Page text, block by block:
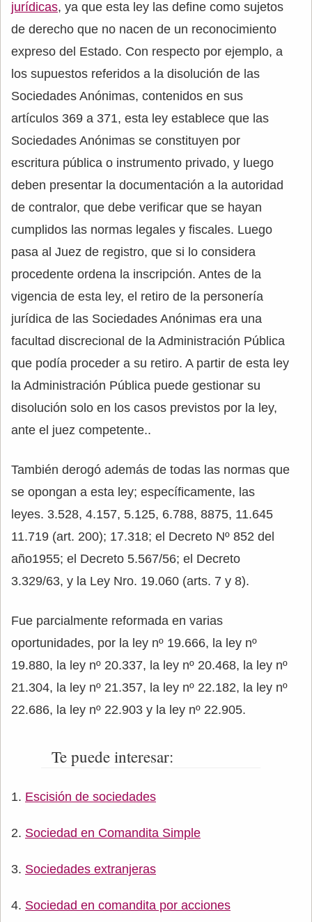
jurídicas, ya que esta ley las define como sujetos
de derecho que no nacen de un reconocimiento
expreso del Estado. Con respecto por ejemplo, a
los supuestos referidos a la disolución de las
Sociedades Anónimas, contenidos en sus
artículos 369 a 371, esta ley establece que las
Sociedades Anónimas se constituyen por
escritura pública o instrumento privado, y luego
deben presentar la documentación a la autoridad
de contralor, que debe verificar que se hayan
cumplidos las normas legales y fiscales. Luego
pasa al Juez de registro, que si lo considera
procedente ordena la inscripción. Antes de la
vigencia de esta ley, el retiro de la personería
jurídica de las Sociedades Anónimas era una
facultad discrecional de la Administración Pública
que podía proceder a su retiro. A partir de esta ley
la Administración Pública puede gestionar su
disolución solo en los casos previstos por la ley,
ante el juez competente..
También derogó además de todas las normas que
se opongan a esta ley; específicamente, las
leyes. 3.528, 4.157, 5.125, 6.788, 8875, 11.645
11.719 (art. 200); 17.318; el Decreto Nº 852 del
año1955; el Decreto 5.567/56; el Decreto
3.329/63, y la Ley Nro. 19.060 (arts. 7 y 8).
Fue parcialmente reformada en varias
oportunidades, por la ley nº 19.666, la ley nº
19.880, la ley nº 20.337, la ley nº 20.468, la ley nº
21.304, la ley nº 21.357, la ley nº 22.182, la ley nº
22.686, la ley nº 22.903 y la ley nº 22.905.
Te puede interesar:
Escisión de sociedades
Sociedad en Comandita Simple
Sociedades extranjeras
Sociedad en comandita por acciones